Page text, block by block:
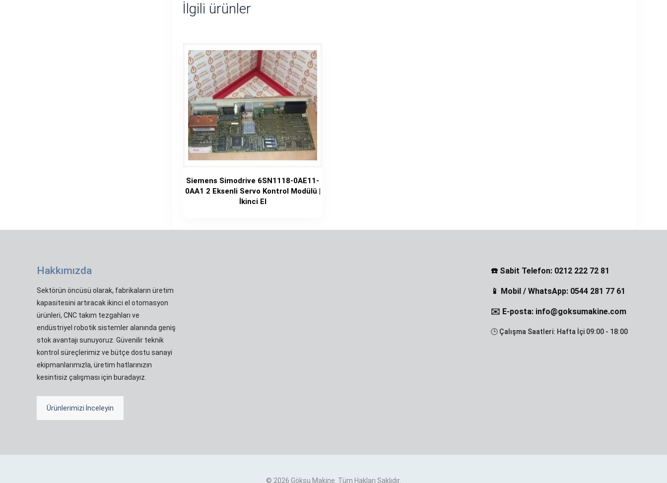
İlgili ürünler
Siemens Simodrive 6SN1118-0AE11-
0AA1 2 Eksenli Servo Kontrol Modülü |
İkinci El
Hakkımızda
Sektörün öncüsü olarak, fabrikaların üretim
kapasitesini artıracak ikinci el otomasyon
ürünleri, CNC takım tezgahları ve
endüstriyel robotik sistemler alanında geniş
stok avantajı sunuyoruz. Güvenilir teknik
kontrol süreçlerimiz ve bütçe dostu sanayi
ekipmanlarımızla, üretim hatlarınızın
kesintisiz çalışması için buradayız.
Ürünlerimizi İnceleyin
☎️ Sabit Telefon: 0212 222 72 81
📱 Mobil / WhatsApp: 0544 281 77 61
✉️ E-posta: info@goksumakine.com
🕒 Çalışma Saatleri: Hafta İçi 09:00 - 18:00